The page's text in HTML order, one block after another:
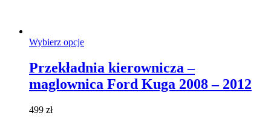
Wybierz opcjeTen
ma
wiele
wariantów.
Przekładnia kierownicza –
maglownica Ford Kuga 2008 – 2012
499 zł